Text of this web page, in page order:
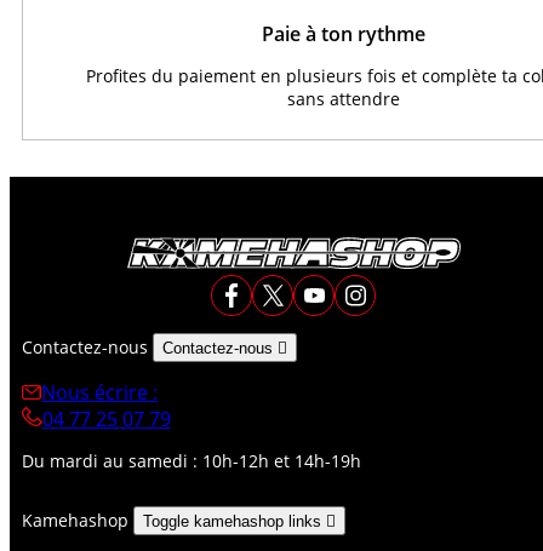
Paie à ton rythme
Profites du paiement en plusieurs fois et complète ta
sans attendre
Contactez-nous Contactez-nous 
Nous écrire :
04 77 25 07 79
Du mardi au samedi : 10h-12h et 14h-19h
Kamehashop Toggle kamehashop links 